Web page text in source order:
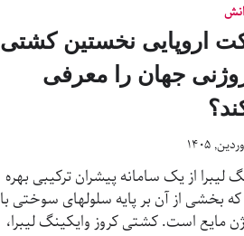
اروپایی نخستین کشتی
جهان را معرفی
لیبرا از یک سامانه پیشران ترکیبی بهره
بخشی از آن بر پایه سلولهای سوختی با
مایع است. کشتی کروز وایکینگ لیبرا،